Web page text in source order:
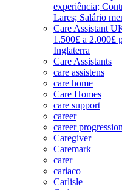
experiência;
Lares; Salário
Care Assistant
1.500£ a 2.000£
Inglaterra
Care Assistants
care assistens
care home
Care Homes
care support
career
career progression
Caregiver
Caremark
carer
cariaco
Carlisle